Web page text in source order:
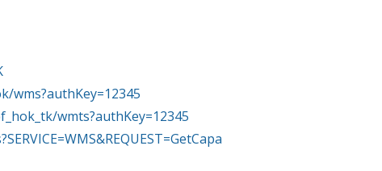
wmts?authKey=12345